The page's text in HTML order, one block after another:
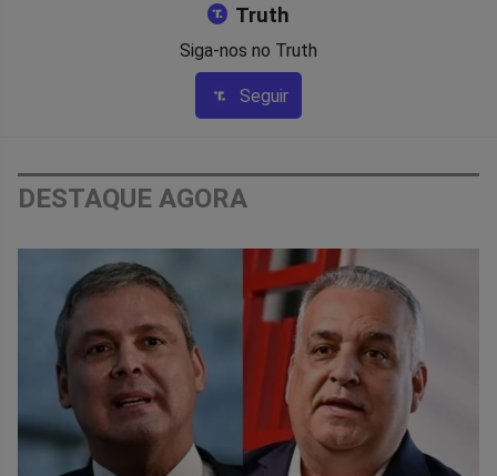
Truth
Siga-nos no Truth
Seguir
DESTAQUE AGORA